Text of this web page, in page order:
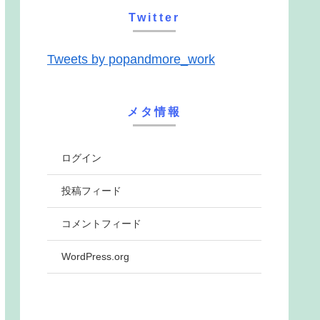
Twitter
Tweets by popandmore_work
メタ情報
ログイン
投稿フィード
コメントフィード
WordPress.org